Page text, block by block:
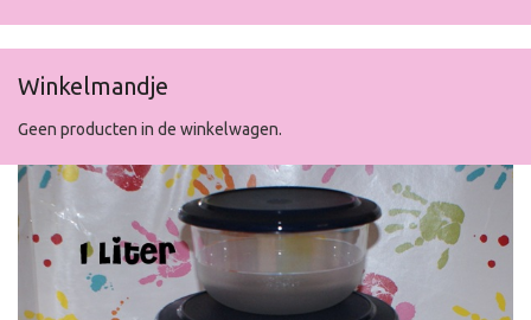
Winkelmandje
Geen producten in de winkelwagen.